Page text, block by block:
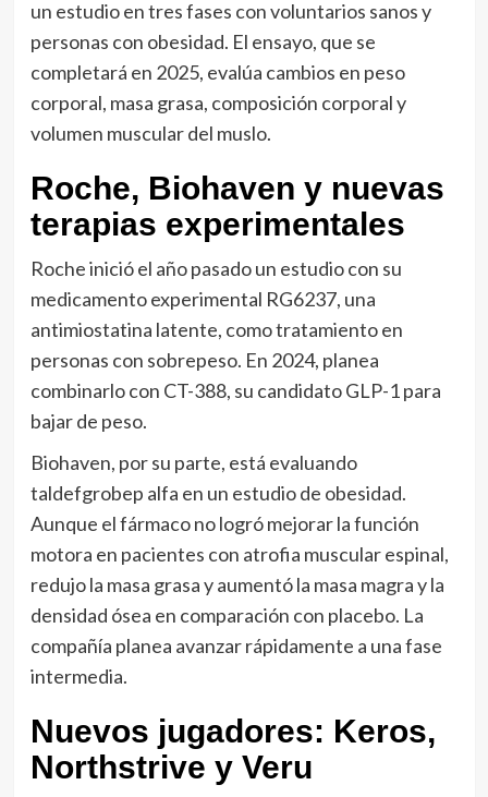
un estudio en tres fases con voluntarios sanos y
personas con obesidad. El ensayo, que se
completará en 2025, evalúa cambios en peso
corporal, masa grasa, composición corporal y
volumen muscular del muslo.
Roche, Biohaven y nuevas
terapias experimentales
Roche inició el año pasado un estudio con su
medicamento experimental RG6237, una
antimiostatina latente, como tratamiento en
personas con sobrepeso. En 2024, planea
combinarlo con CT-388, su candidato GLP-1 para
bajar de peso.
Biohaven, por su parte, está evaluando
taldefgrobep alfa en un estudio de obesidad.
Aunque el fármaco no logró mejorar la función
motora en pacientes con atrofia muscular espinal,
redujo la masa grasa y aumentó la masa magra y la
densidad ósea en comparación con placebo. La
compañía planea avanzar rápidamente a una fase
intermedia.
Nuevos jugadores: Keros,
Northstrive y Veru